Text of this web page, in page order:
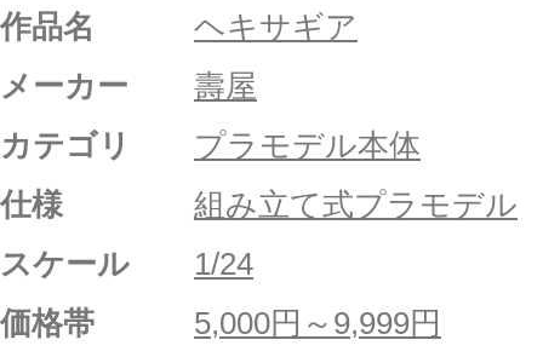
作品名
ヘキサギア
メーカー
壽屋
カテゴリ
プラモデル本体
仕様
組み立て式プラモデル
スケール
1/24
価格帯
5,000円～9,999円